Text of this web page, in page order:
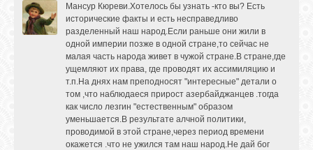
Мансур Кюреви.Хотелось бы узнать -кто вы? Есть
исторические факты и есть несправедливо
разделенный наш народ.Если раньше они жили в
одной империи позже в одной стране,то сейчас не
малая часть народа живет в чужой стране.В стране,где
ущемляют их права, где проводят их ассимиляцию и
т.п.На днях нам преподносят "интересные" детали о
том ,что наблюдаеся прирост азербайджанцев .тогда
как число лезгин "естественным" образом
уменьшается.В результате алчной политики,
проводимой в этой стране,через период времени
окажется .что не ужился там наш народ.Не дай бог